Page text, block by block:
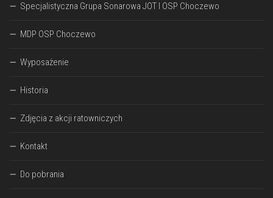
Specjalistyczna Grupa Sonarowa JOT I OSP Choczewo
MDP OSP Choczewo
Wyposażenie
Historia
Zdjęcia z akcji ratowniczych
Kontakt
Do pobrania